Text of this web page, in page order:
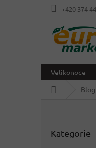
+420 374
Velikonoce
kategorie
Kategorie